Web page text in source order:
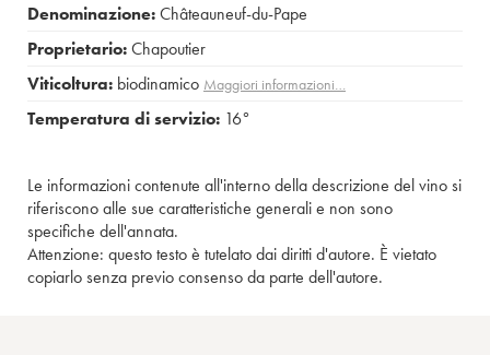
Denominazione:Châteauneuf-du-Pape
Proprietario:Chapoutier
Viticoltura: biodinamico Maggiori informazioni…
Temperatura di servizio: 16°
Le informazioni contenute all'interno della descrizione del vino si
riferiscono alle sue caratteristiche generali e non sono
specifiche dell'annata.
Attenzione: questo testo è tutelato dai diritti d'autore. È vietato
copiarlo senza previo consenso da parte dell'autore.